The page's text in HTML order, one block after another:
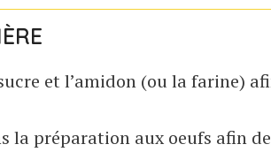
et l’amidon (ou la farine)
la préparation aux oeufs afin de